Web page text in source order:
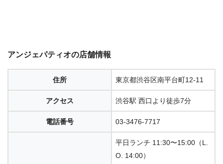
アンジェパティオの店舗情報
住所 東京都渋谷区南平台町12-11
アクセス 渋谷駅 西口より徒歩7分
電話番号 03-3476-7717
平日ランチ 11:30〜15:00（L.
O. 14:00）